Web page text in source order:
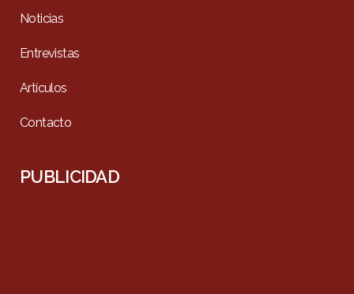
Noticias
Entrevistas
Artículos
Contacto
PUBLICIDAD